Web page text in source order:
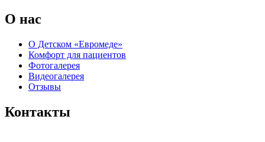
О нас
О Детском «Евромеде»
Комфорт для пациентов
Фотогалерея
Видеогалерея
Отзывы
Контакты